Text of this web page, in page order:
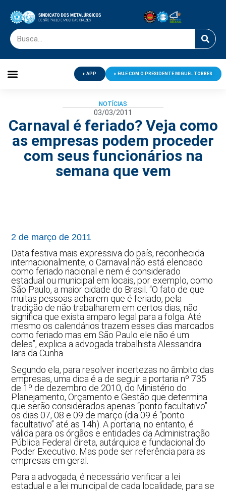
APP FALE COM O PRESIDENTE MIGUEL TORRES
NOTÍCIAS
03/03/2011
Carnaval é feriado? Veja como
as empresas podem proceder
com seus funcionários na
semana que vem
2 de março de 2011
Data festiva mais expressiva do país, reconhecida
internacionalmente, o Carnaval não está elencado
como feriado nacional e nem é considerado
estadual ou municipal em locais, por exemplo, como
São Paulo, a maior cidade do Brasil. “O fato de que
muitas pessoas acharem que é feriado, pela
tradição de não trabalharem em certos dias, não
significa que exista amparo legal para a folga. Até
mesmo os calendários trazem esses dias marcados
como feriado mas em São Paulo ele não é um
deles”, explica a advogada trabalhista Alessandra
Iara da Cunha.
Segundo ela, para resolver incertezas no âmbito das
empresas, uma dica é a de seguir a portaria nº 735
de 1º de dezembro de 2010, do Ministério do
Planejamento, Orçamento e Gestão que determina
que serão considerados apenas “ponto facultativo”
os dias 07, 08 e 09 de março (dia 09 é “ponto
facultativo” até as 14h). A portaria, no entanto, é
válida para os órgãos e entidades da Administração
Pública Federal direta, autárquica e fundacional do
Poder Executivo. Mas pode ser referência para as
empresas em geral.
Para a advogada, é necessário verificar a lei
estadual e a lei municipal de cada localidade, para se